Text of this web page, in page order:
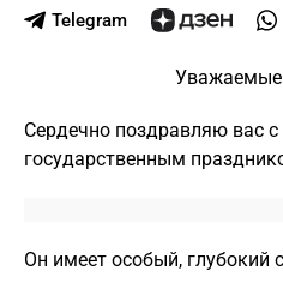
Telegram
Уважаемые
Сердечно поздравляю вас
государственным
Он имеет особый, глубокий